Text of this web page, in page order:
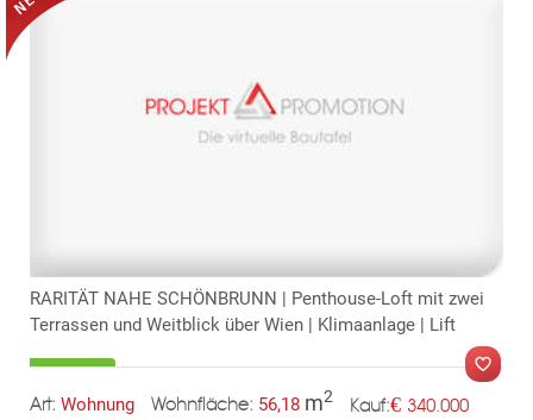
RARITÄT NAHE SCHÖNBRUNN | Penthouse-Loft mit zwei
Terrassen und Weitblick über Wien | Klimaanlage | Lift
Art: Wohnung Wohnfläche: 56,18 m2 Kauf:€ 340.000